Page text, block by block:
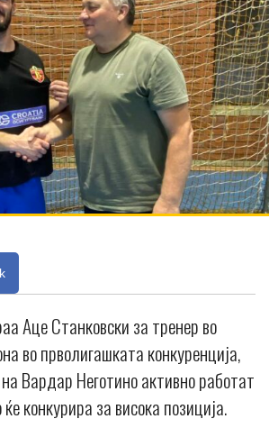
Аце Станковски за тренер во
во прволигашката конкуренција,
Вардар Неготино активно работат
конкурира за висока позиција.